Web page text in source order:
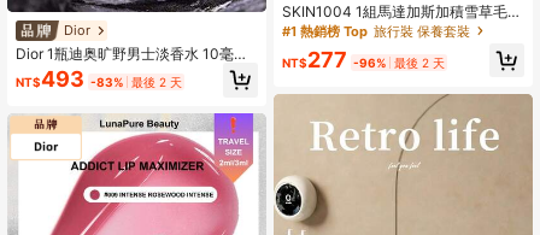
Dior
Dior 1瓶迪奥旷野男士淡香水 10毫升/
0.338液盎司，旅行装，木质清新香
调
NT$493 -83% 最後 2 天
SKIN1004 1組馬達加斯加積雪草毛孔
護理旅行保養套組，4件組包含潔顏慕
斯、化妝水、安瓶精華與凝膠面霜，
粉色系列Star Routine套組，含喜馬
用 | 韓系保養
#1 熱銷榜 Top 旅行裝 保養套裝
NT$277 -96% 最後 2 天